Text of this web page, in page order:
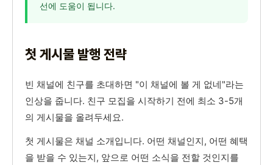
선에 도움이 됩니다.
첫 게시물 발행 전략
빈 채널에 친구를 초대하면 "이 채널에 볼 게 없네"라는
인상을 줍니다. 친구 모집을 시작하기 전에 최소 3-5개
의 게시물을 올려두세요.
첫 게시물은 채널 소개입니다. 어떤 채널인지, 어떤 혜택
을 받을 수 있는지, 앞으로 어떤 소식을 전할 것인지를